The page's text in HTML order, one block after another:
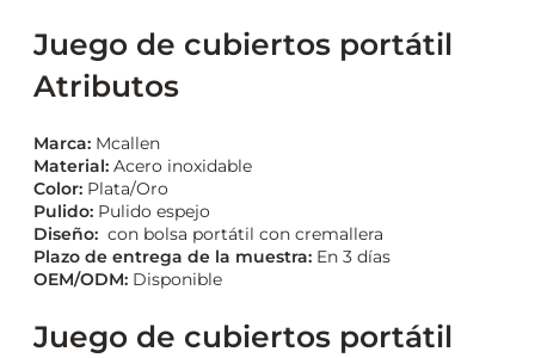
Juego de cubiertos portátil
Atributos
Marca: Mcallen
Material: Acero inoxidable
Color: Plata/Oro
Pulido: Pulido espejo
Diseño: con bolsa portátil con cremallera
Plazo de entrega de la muestra: En 3 días
OEM/ODM: Disponible
Juego de cubiertos portátil